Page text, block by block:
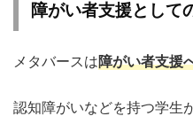
障がい者支援として
メタバースは障がい者支援
認知障がいなどを持つ学生